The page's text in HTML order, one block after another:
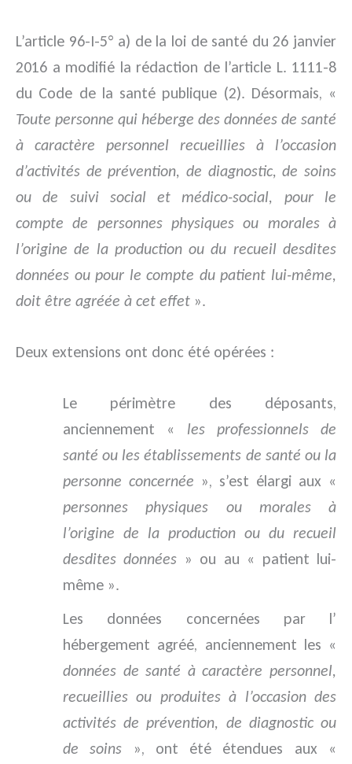
L’article 96-I-5° a) de la loi de santé du 26 janvier
2016 a modifié la rédaction de l’article L. 1111-8
du Code de la santé publique (2). Désormais, «
Toute personne qui héberge des données de santé
à caractère personnel recueillies à l’occasion
d’activités de prévention, de diagnostic, de soins
ou de suivi social et médico-social, pour le
compte de personnes physiques ou morales à
l’origine de la production ou du recueil desdites
données ou pour le compte du patient lui-même,
doit être agréée à cet effet ».
Deux extensions ont donc été opérées :
Le périmètre des déposants,
anciennement « les professionnels de
santé ou les établissements de santé ou la
personne concernée », s’est élargi aux «
personnes physiques ou morales à
l’origine de la production ou du recueil
desdites données » ou au « patient lui-
même ».
Les données concernées par l’
hébergement agréé, anciennement les «
données de santé à caractère personnel,
recueillies ou produites à l’occasion des
activités de prévention, de diagnostic ou
de soins », ont été étendues aux «